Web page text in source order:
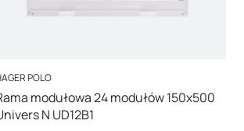
POLO
modułowa 24 modułów 150x500
N UD12B1